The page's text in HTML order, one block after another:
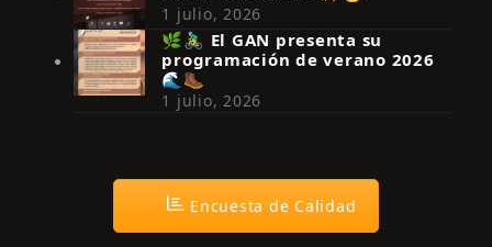
Síguenos en Instagram
1 julio, 2026
🌿🚴‍♂️ El GAN presenta su
programación de verano 2026
🌊🥾
1 julio, 2026
Encuesta de Calidad